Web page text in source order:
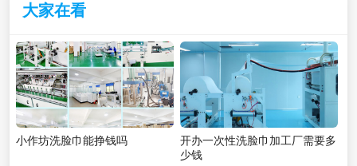
大家在看
小作坊洗脸巾能挣钱吗
开办一次性洗脸巾加工厂需要多
少钱